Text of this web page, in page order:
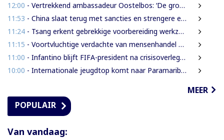
12:00 - Vertrekkend ambassadeur Oostelbos: ‘De grootste rijkdom van Suriname zijn de mensen’
11:53 - China slaat terug met sancties en strengere exportregels in handelsconflict met VS
11:24 - Tsang erkent gebrekkige voorbereiding werkzaamheden Domineestraat
11:15 - Voortvluchtige verdachte van mensenhandel uitgeleverd door Guyana
11:00 - Infantino blijft FIFA-president na crisisoverleg en biedt excuses aan
10:00 - Internationale jeugdtop komt naar Paramaribo voor BAITALI COTECC U14 Tennis Cup
MEER
POPULAIR
Van vandaag: